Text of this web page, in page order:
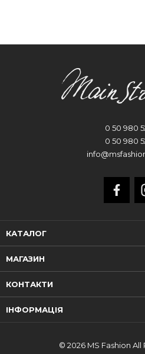
КАТАЛОГ
МАГАЗИН
0 50 980
0 50 980
КОНТАКТИ
ІНФОРМАЦІЯ
© 2026 MS Fashion